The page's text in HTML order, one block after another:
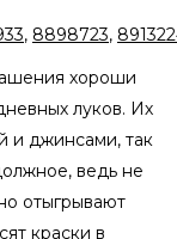
, 8898723,
хороши
луков. Их
и джинсами, так
ведь не
отыгрывают
краски в